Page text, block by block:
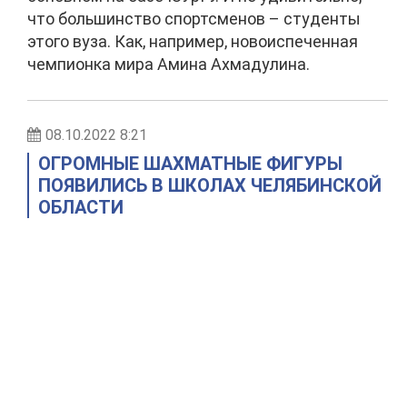
что большинство спортсменов – студенты
этого вуза. Как, например, новоиспеченная
чемпионка мира Амина Ахмадулина.
08.10.2022 8:21
ОГРОМНЫЕ ШАХМАТНЫЕ ФИГУРЫ
ПОЯВИЛИСЬ В ШКОЛАХ ЧЕЛЯБИНСКОЙ
ОБЛАСТИ